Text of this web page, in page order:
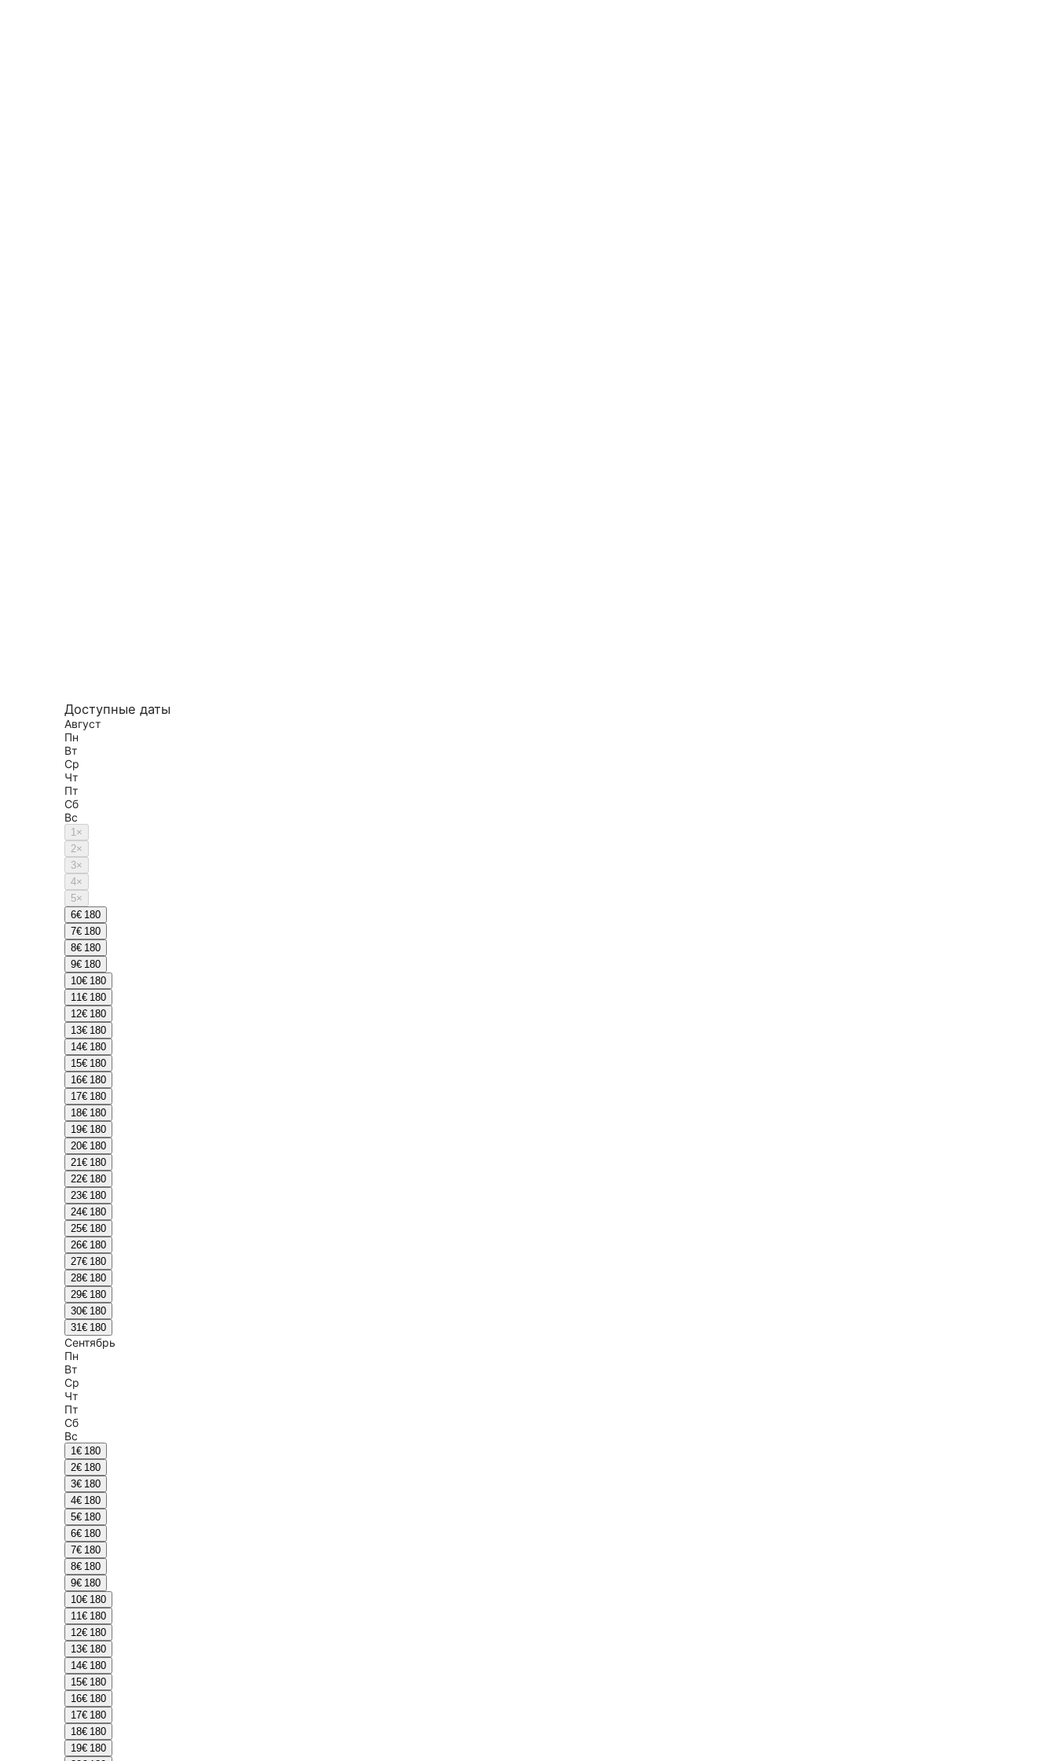
Доступные даты
Август
Пн
Вт
Ср
Чт
Пт
Сб
Вс
1×
2×
3×
4×
5×
6€ 180
7€ 180
8€ 180
9€ 180
10€ 180
11€ 180
12€ 180
13€ 180
14€ 180
15€ 180
16€ 180
17€ 180
18€ 180
19€ 180
20€ 180
21€ 180
22€ 180
23€ 180
24€ 180
25€ 180
26€ 180
27€ 180
28€ 180
29€ 180
30€ 180
31€ 180
Сентябрь
Пн
Вт
Ср
Чт
Пт
Сб
Вс
1€ 180
2€ 180
3€ 180
4€ 180
5€ 180
6€ 180
7€ 180
8€ 180
9€ 180
10€ 180
11€ 180
12€ 180
13€ 180
14€ 180
15€ 180
16€ 180
17€ 180
18€ 180
19€ 180